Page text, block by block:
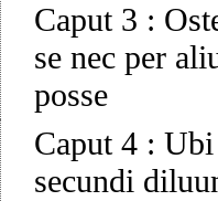
Caput 3 :
se nec per
posse
Caput 4 : Ubi
secundi